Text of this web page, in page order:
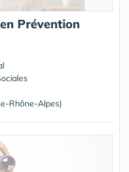
Prévention
Rhône-Alpes)